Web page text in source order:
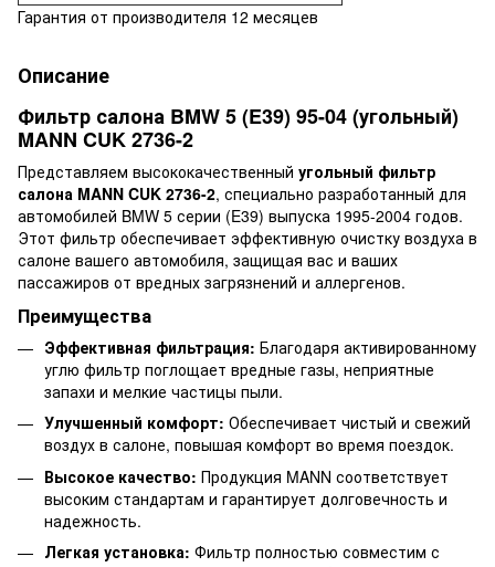
Гарантия от производителя 12 месяцев
Описание
Фильтр салона BMW 5 (E39) 95-04 (угольный)
MANN CUK 2736-2
Представляем высококачественный угольный фильтр
салона MANN CUK 2736-2, специально разработанный для
автомобилей BMW 5 серии (E39) выпуска 1995-2004 годов.
Этот фильтр обеспечивает эффективную очистку воздуха в
салоне вашего автомобиля, защищая вас и ваших
пассажиров от вредных загрязнений и аллергенов.
Преимущества
Эффективная фильтрация: Благодаря активированному
углю фильтр поглощает вредные газы, неприятные
запахи и мелкие частицы пыли.
Улучшенный комфорт: Обеспечивает чистый и свежий
воздух в салоне, повышая комфорт во время поездок.
Высокое качество: Продукция MANN соответствует
высоким стандартам и гарантирует долговечность и
надежность.
Легкая установка: Фильтр полностью совместим с